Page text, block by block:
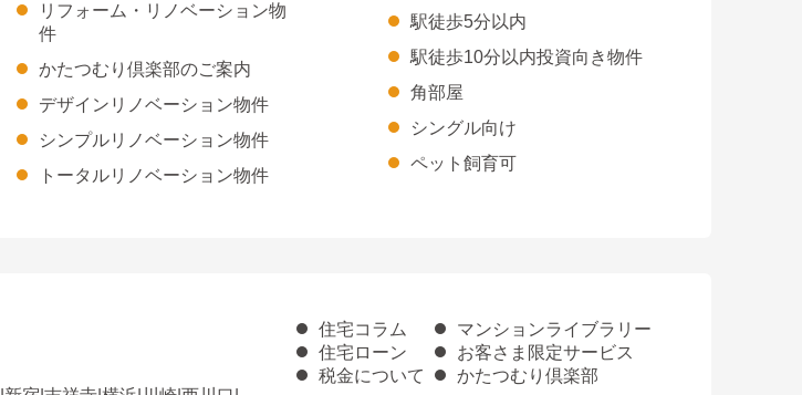
リフォーム・リノベーション物
件
かたつむり倶楽部のご案内
デザインリノベーション物件
シンプルリノベーション物件
トータルリノベーション物件
駅徒歩5分以内
駅徒歩10分以内投資向き物件
角部屋
シングル向け
ペット飼育可
住宅コラム
マンションライブラリー
住宅ローン
お客さま限定サービス
税金について
かたつむり倶楽部